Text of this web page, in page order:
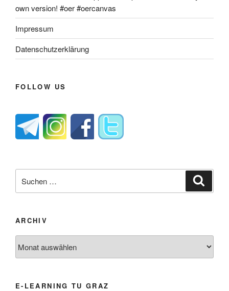
own version! #oer #oercanvas
Impressum
Datenschutzerklärung
FOLLOW US
nach:
ARCHIV
E-LEARNING TU GRAZ